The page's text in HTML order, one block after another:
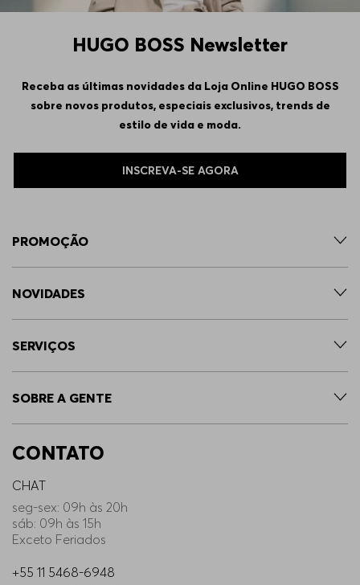
HUGO BOSS Newsletter
Receba as últimas novidades da Loja Online HUGO BOSS
sobre novos produtos, especiais exclusivos, trends de
estilo de vida e moda.
INSCREVA-SE AGORA
PROMOÇÃO
NOVIDADES
SERVIÇOS
SOBRE A GENTE
CONTATO
CHAT
seg-sex: 09h às 20h
sáb: 09h às 15h
Exceto Feriados
+55 11 5468-6948